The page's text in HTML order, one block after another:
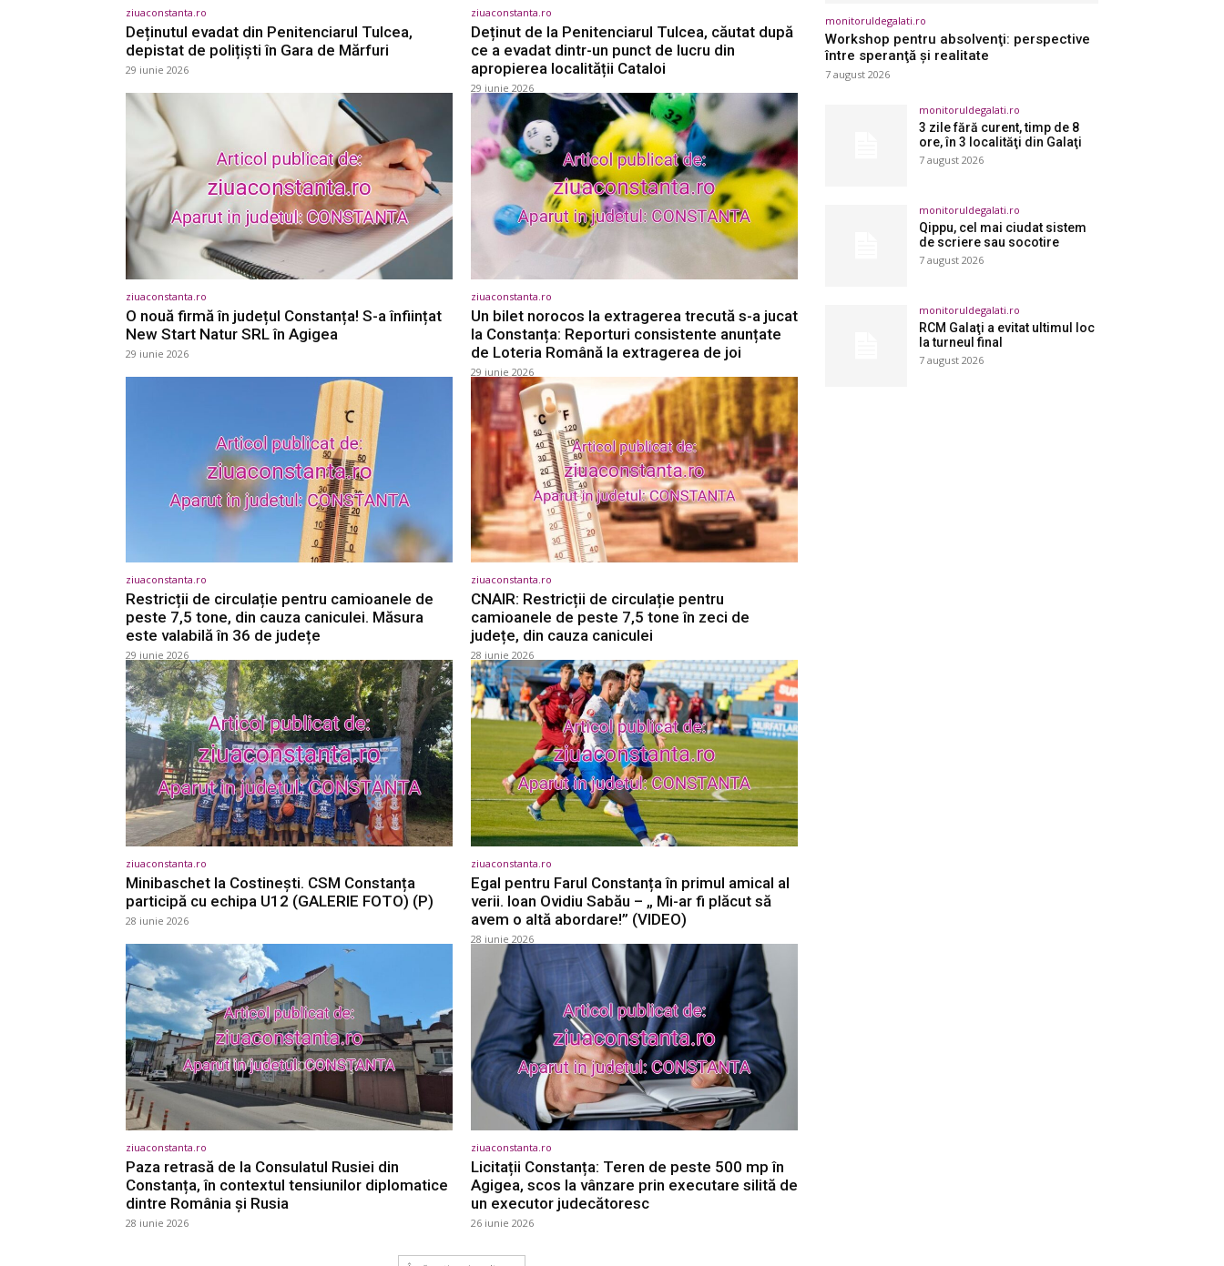
ziuaconstanta.ro
Deținutul evadat din Penitenciarul Tulcea,
depistat de polițiști în Gara de Mărfuri
29 iunie 2026
ziuaconstanta.ro
Deținut de la Penitenciarul Tulcea, căutat după
ce a evadat dintr-un punct de lucru din
apropierea localității Cataloi
29 iunie 2026
ziuaconstanta.ro
O nouă firmă în județul Constanța! S-a înființat
New Start Natur SRL în Agigea
29 iunie 2026
ziuaconstanta.ro
Un bilet norocos la extragerea trecută s-a jucat
la Constanța: Reporturi consistente anunțate
de Loteria Română la extragerea de joi
29 iunie 2026
ziuaconstanta.ro
Restricții de circulație pentru camioanele de
peste 7,5 tone, din cauza caniculei. Măsura
este valabilă în 36 de județe
29 iunie 2026
ziuaconstanta.ro
CNAIR: Restricții de circulație pentru
camioanele de peste 7,5 tone în zeci de
județe, din cauza caniculei
28 iunie 2026
ziuaconstanta.ro
Minibaschet la Costinești. CSM Constanța
participă cu echipa U12 (GALERIE FOTO) (P)
28 iunie 2026
ziuaconstanta.ro
Egal pentru Farul Constanța în primul amical al
verii. Ioan Ovidiu Sabău – „ Mi-ar fi plăcut să
avem o altă abordare!” (VIDEO)
28 iunie 2026
ziuaconstanta.ro
Paza retrasă de la Consulatul Rusiei din
Constanța, în contextul tensiunilor diplomatice
dintre România și Rusia
28 iunie 2026
ziuaconstanta.ro
Licitații Constanța: Teren de peste 500 mp în
Agigea, scos la vânzare prin executare silită de
un executor judecătoresc
26 iunie 2026
monitoruldegalati.ro
Workshop pentru absolvenţi: perspective
între speranţă şi realitate
7 august 2026
monitoruldegalati.ro
3 zile fără curent, timp de 8
ore, în 3 localităţi din Galaţi
7 august 2026
monitoruldegalati.ro
Qippu, cel mai ciudat sistem
de scriere sau socotire
7 august 2026
monitoruldegalati.ro
RCM Galaţi a evitat ultimul loc
la turneul final
7 august 2026